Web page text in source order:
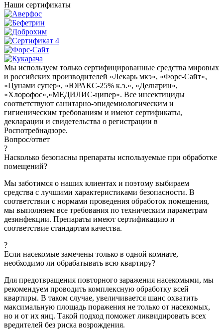
Наши сертификаты
Мы используем только сертифицированные средства мировых
и российских производителей «Лекарь мкэ», «Форс-Сайт»,
«Цунами супер», «ЮРАКС-25% к.э.», «Дельтрин»,
«Хлорофос»,«МЕДИЛИС-ципер». Все инсектициды
соответствуют санитарно-эпидемиологическим и
гигиеническим требованиям и имеют сертификаты,
декларации и свидетельства о регистрации в
Роспотребнадзоре.
Вопрос/ответ
?
Насколько безопасны препараты используемые при обработке
помещений?
Мы заботимся о наших клиентах и поэтому выбираем
средства с лучшими характеристиками безопасности. В
соответствии с нормами проведения обработок помещения,
мы выполняем все требования по техническим параметрам
дезинфекции. Препараты имеют сертификацию и
соответствие стандартам качества.
?
Если насекомые замечены только в одной комнате,
необходимо ли обрабатывать всю квартиру?
Для предотвращения повторного заражения насекомыми, мы
рекомендуем проводить комплексную обработку всей
квартиры. В таком случае, увеличивается шанс охватить
максимальную площадь поражения не только от насекомых,
но и от их яиц. Такой подход поможет ликвидировать всех
вредителей без риска возрождения.